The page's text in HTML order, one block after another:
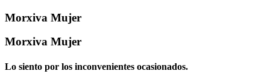
Morxiva Mujer
Morxiva Mujer
Lo siento por los inconvenientes ocasionados.